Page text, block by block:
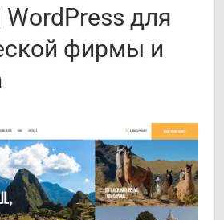
WordPress для
фирмы и